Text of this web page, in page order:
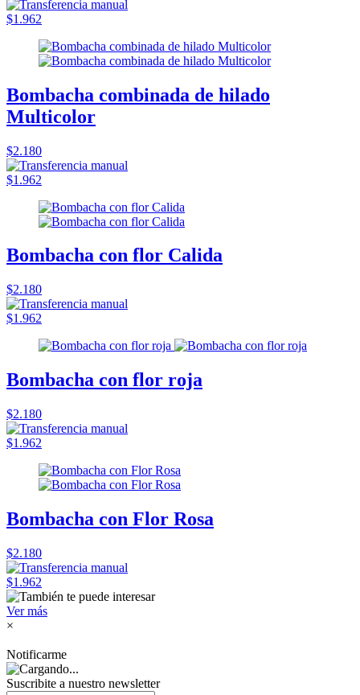
$1.962
Bombacha combinada de hilado
Multicolor
$2.180
$1.962
Bombacha con flor Calida
$2.180
$1.962
Bombacha con flor roja
$2.180
$1.962
Bombacha con Flor Rosa
$2.180
$1.962
Ver más
×
Notificarme
Suscribite a nuestro newsletter